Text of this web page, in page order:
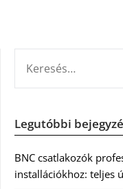
Legutóbbi
BNC csatlakozók
installációkhoz: teljes